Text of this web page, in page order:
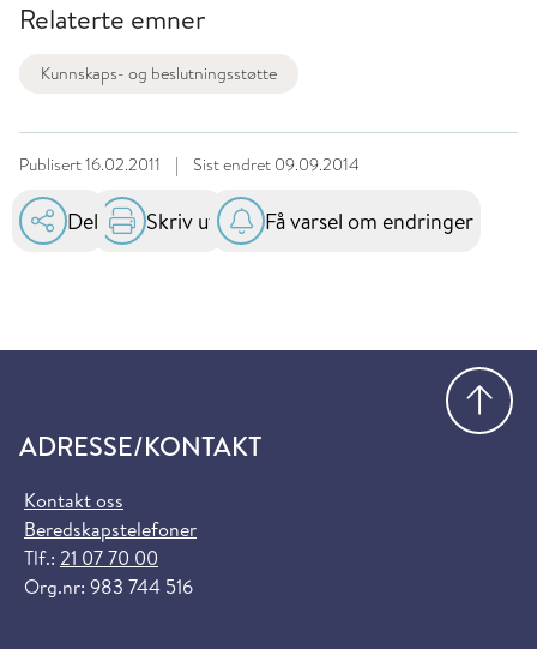
Relaterte emner
Kunnskaps- og beslutningsstøtte
Publisert16.02.2011 | Sist endret 09.09.2014
Del Skriv ut Få varsel om endringer
ADRESSE/KONTAKT
Kontakt oss
Beredskapstelefoner
Tlf.: 21 07 70 00
Org.nr: 983 744 516